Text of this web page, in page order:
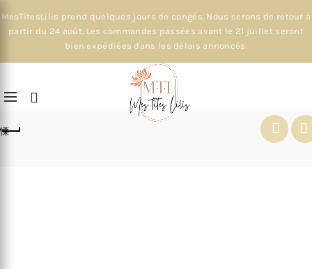
MesTitesLilis prend quelques jours de congés. Nous serons de retour à
partir du 24 août. Les commandes passées avant le 21 juillet seront
bien expédiées dans les délais annoncés.